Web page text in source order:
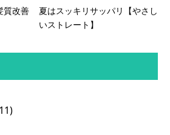
質改善
夏はスッキリサッパリ【やさし
いストレート】